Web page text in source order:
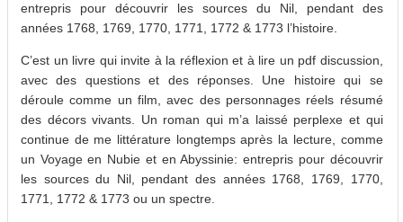
entrepris pour découvrir les sources du Nil, pendant des
années 1768, 1769, 1770, 1771, 1772 & 1773 l’histoire.
C’est un livre qui invite à la réflexion et à lire un pdf discussion,
avec des questions et des réponses. Une histoire qui se
déroule comme un film, avec des personnages réels résumé
des décors vivants. Un roman qui m’a laissé perplexe et qui
continue de me littérature longtemps après la lecture, comme
un Voyage en Nubie et en Abyssinie: entrepris pour découvrir
les sources du Nil, pendant des années 1768, 1769, 1770,
1771, 1772 & 1773 ou un spectre.